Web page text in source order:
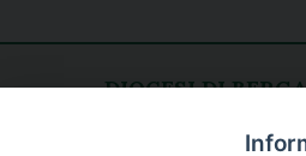
DIOCESI DI